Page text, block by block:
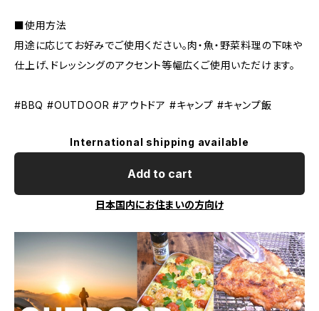
■使用方法
用途に応じてお好みでご使用ください。肉・魚・野菜料理の下味や
仕上げ、ドレッシングのアクセント等幅広くご使用いただけます。
#BBQ #OUTDOOR #アウトドア #キャンプ #キャンプ飯
International shipping available
Add to cart
日本国内にお住まいの方向け